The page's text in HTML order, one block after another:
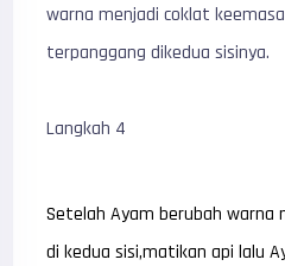
warna menjadi coklat
terpanggang dikedua sisinya.
Langkah 4
Setelah Ayam berubah warna
di kedua sisi,matikan api lalu